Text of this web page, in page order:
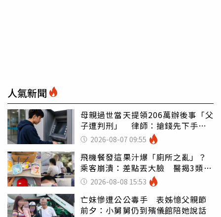
人氣新聞
母親過世當天提領206萬辦後事「父
子遭判刑」 律師：搶錢先下手是
罪 2026-08-07 09:55
飛機餐發這果汁爆「廁所之亂」？
乘客崩潰：差點丟大臉 醫揭3類人
別亂喝
2026-08-08 15:53
亡妹慘遭公公毒手 表姊憶父親節
前夕：小舅舅仍到殯儀館陪她說話